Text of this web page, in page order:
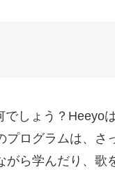
しょう？Heeyo
ログラムは、
ら学んだり、